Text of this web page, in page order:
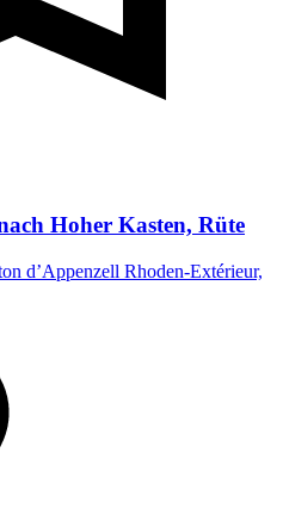
Hoher Kasten, Rüte
d’Appenzell Rhoden-Extérieur,